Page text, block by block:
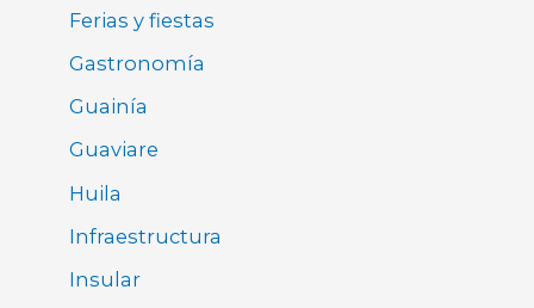
Ferias y fiestas
Gastronomía
Guainía
Guaviare
Huila
Infraestructura
Insular